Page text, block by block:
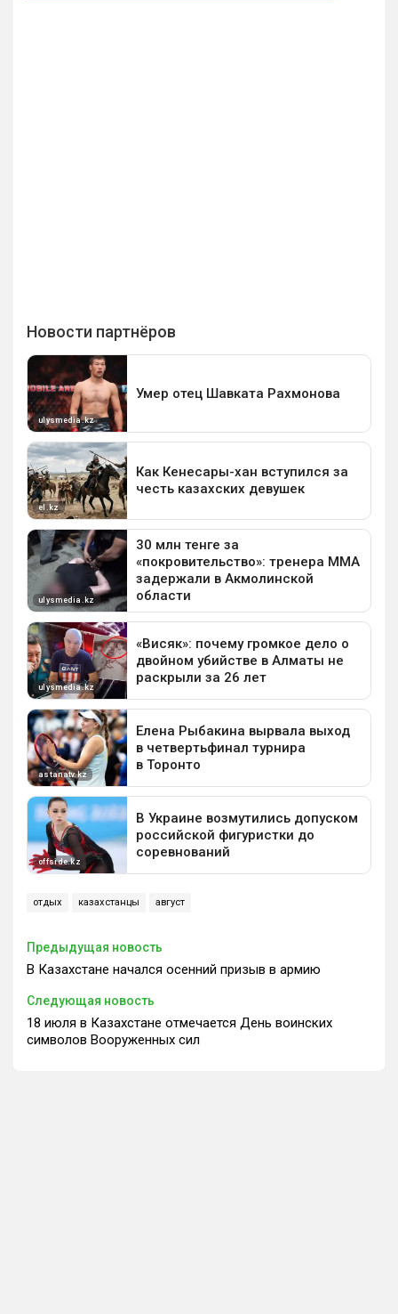
отдых казахстанцы август
Предыдущая новость
В Казахстане начался осенний призыв в армию
Следующая новость
18 июля в Казахстане отмечается День воинских
символов Вооруженных сил